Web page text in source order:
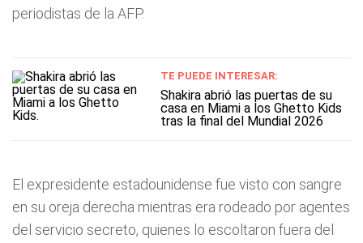
periodistas de la AFP.
TE PUEDE INTERESAR:
Shakira abrió las puertas de su
casa en Miami a los Ghetto Kids
tras la final del Mundial 2026
El expresidente estadounidense fue visto con sangre
en su oreja derecha mientras era rodeado por agentes
del servicio secreto, quienes lo escoltaron fuera del